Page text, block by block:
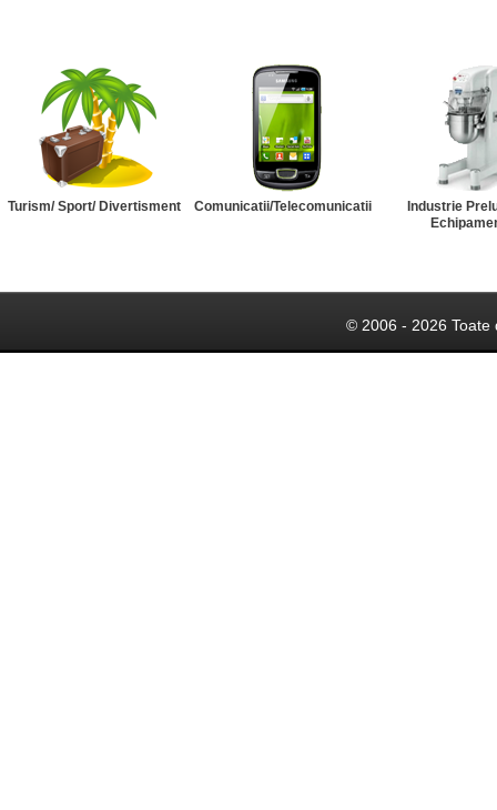
Turism/ Sport/ Divertisment Comunicatii/Telecomunicatii
Industrie
© 2006 - 2026